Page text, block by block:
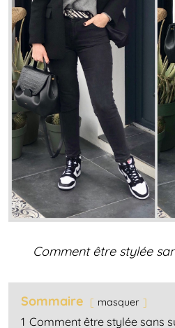
Comment être stylée
Sommaire masquer
1 Comment être stylée sans